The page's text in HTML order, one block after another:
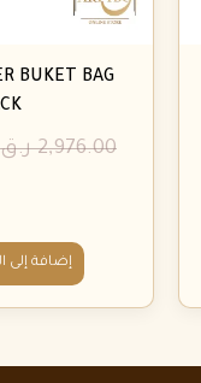
BUKET BAG
2,976.00 ر.ق
إضافة إلى